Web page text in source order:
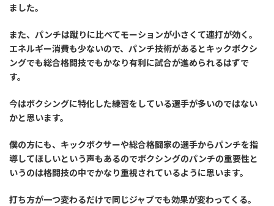
ました。
また、パンチは蹴りに比べてモーションが小さくて連打が効く。
エネルギー消費も少ないので、パンチ技術があるとキックボクシ
ングでも総合格闘技でもかなり有利に試合が進められるはずで
す。
今はボクシングに特化した練習をしている選手が多いのではない
かと思います。
僕の方にも、キックボクサーや総合格闘家の選手からパンチを指
導してほしいという声もあるのでボクシングのパンチの重要性と
いうのは格闘技の中でかなり重視されているように思います。
打ち方が一つ変わるだけで同じジャブでも効果が変わってくる。